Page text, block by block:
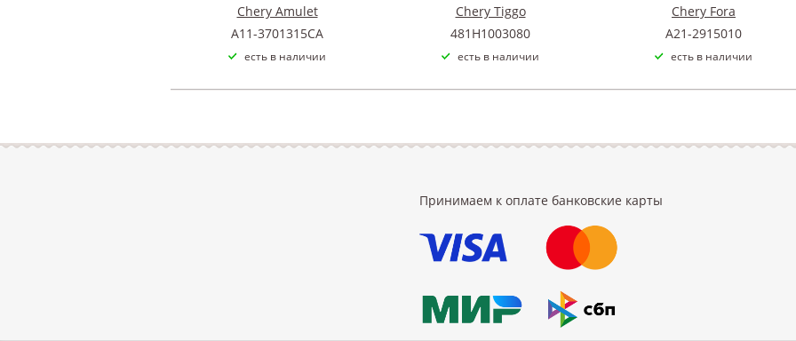
Chery Amulet
A11-3701315CA
есть в наличии
Chery Tiggo
481H1003080
есть в наличии
Chery Fora
A21-2915010
есть в наличии
Принимаем к оплате банковские карты